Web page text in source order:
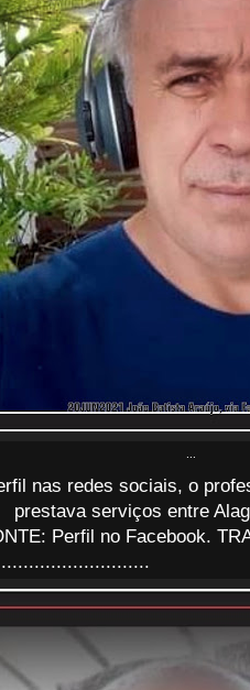
nas redes sociais, o
prestava serviços entre
Perfil no Facebook.